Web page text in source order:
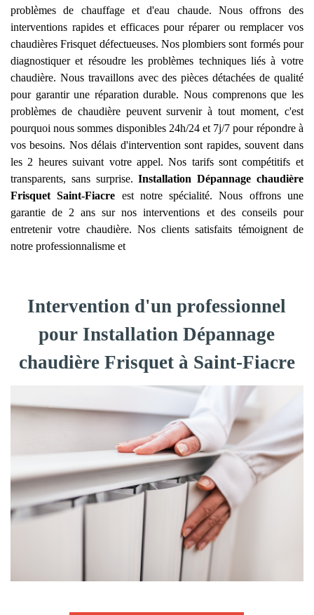
problèmes de chauffage et d'eau chaude. Nous offrons des
interventions rapides et efficaces pour réparer ou remplacer vos
chaudières Frisquet défectueuses. Nos plombiers sont formés pour
diagnostiquer et résoudre les problèmes techniques liés à votre
chaudière. Nous travaillons avec des pièces détachées de qualité
pour garantir une réparation durable. Nous comprenons que les
problèmes de chaudière peuvent survenir à tout moment, c'est
pourquoi nous sommes disponibles 24h/24 et 7j/7 pour répondre à
vos besoins. Nos délais d'intervention sont rapides, souvent dans
les 2 heures suivant votre appel. Nos tarifs sont compétitifs et
transparents, sans surprise.Installation Dépannage chaudière
Frisquet Saint-Fiacre est notre spécialité. Nous offrons une
garantie de 2 ans sur nos interventions et des conseils pour
entretenir votre chaudière. Nos clients satisfaits témoignent de
notre professionnalisme et
Intervention d'un professionnel
pour Installation Dépannage
chaudière Frisquet à Saint-Fiacre